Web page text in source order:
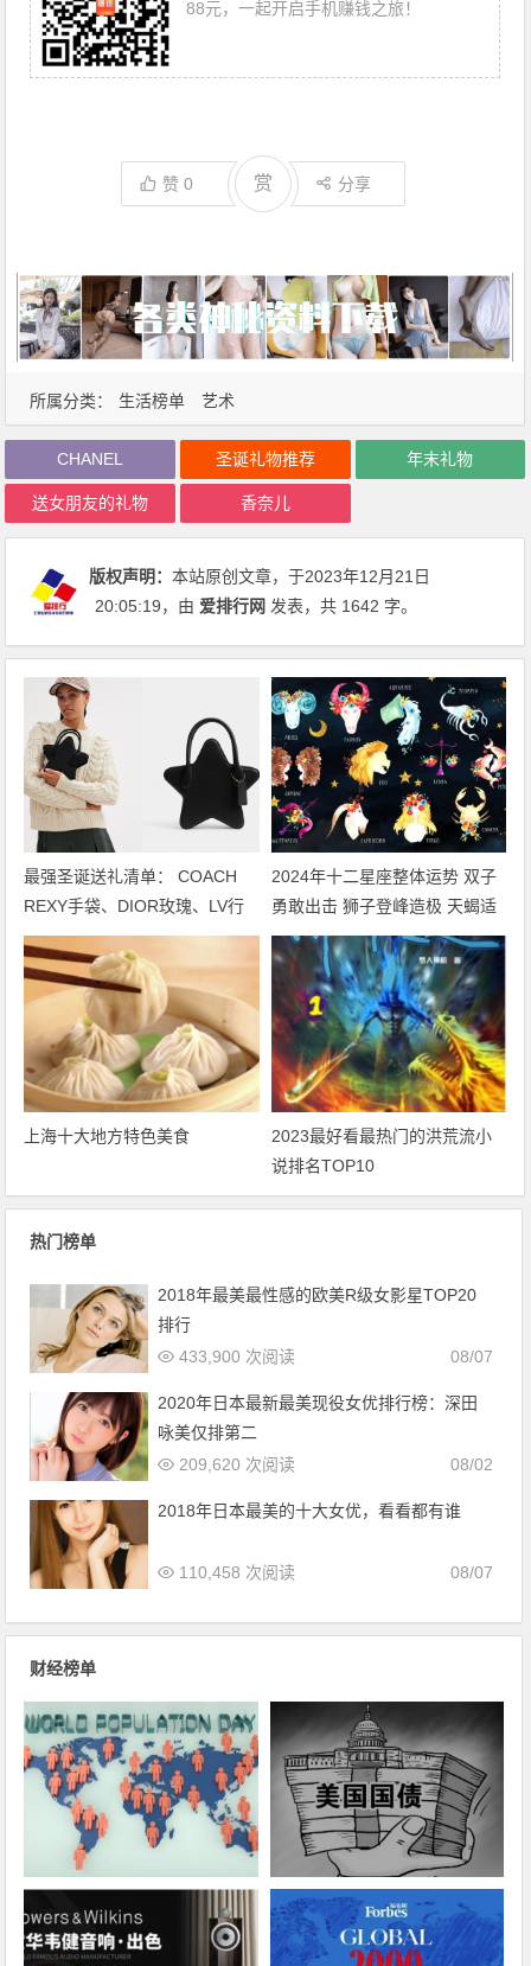
所属分类： 生活榜单 艺术
88元，一起开启手机赚钱之旅！
赞0 赏 分享
CHANEL 圣诞礼物推荐 年末礼物
送女朋友的礼物 香奈儿
版权声明：本站原创文章，于2023年12月21日
20:05:19，由 爱排行网 发表，共 1642 字。
最强圣诞送礼清单： COACH
REXY手袋、DIOR玫瑰、LV行
李袋… 保证不踩雷
2024年十二星座整体运势 双子
勇敢出击 狮子登峰造极 天蝎适
者生存 摩羯脱胎换骨
上海十大地方特色美食
2023最好看最热门的洪荒流小
说排名TOP10
热门榜单
2018年最美最性感的欧美R级女影星TOP20
排行
08/07
433,900 次阅读
2020年日本最新最美现役女优排行榜：深田
咏美仅排第二
08/02
209,620 次阅读
2018年日本最美的十大女优，看看都有谁
08/07
110,458 次阅读
财经榜单